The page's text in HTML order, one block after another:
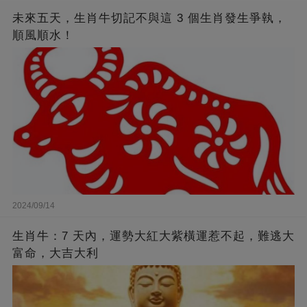
未來五天，生肖牛切記不與這 3 個生肖發生爭執，
順風順水！
2024/09/14
生肖牛：7 天內，運勢大紅大紫橫運惹不起，難逃大
富命，大吉大利